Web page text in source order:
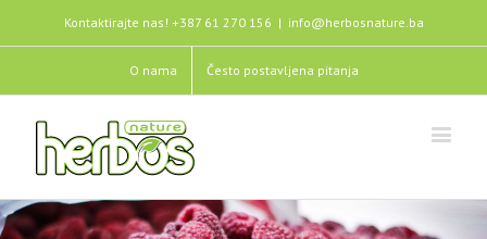
Kontaktirajte nas! +387 61 270 156 | info@herbosnature.ba
O nama Često postavljena pitanja